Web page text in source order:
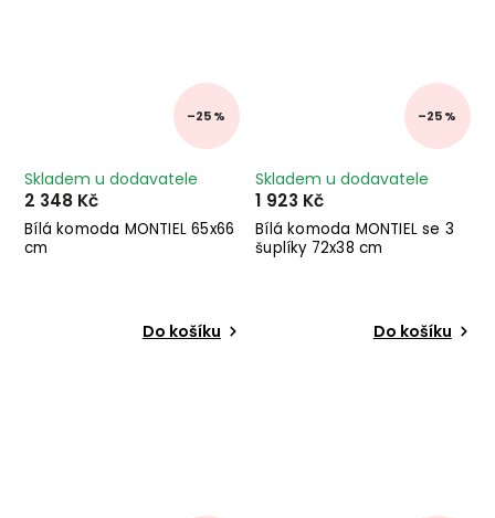
–25 %
Bílá komoda MONTIEL 65x66
cm
Skladem u dodavatele
2 348 Kč
Do košíku
–25 %
Bílá komoda MONTIEL se 3
šuplíky 72x38 cm
Skladem u dodavatele
1 923 Kč
Do košíku